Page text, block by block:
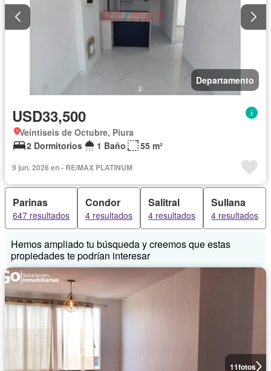
Departamento
USD33,500
Veintiseis de Octubre, Piura
2 Dormitorios
1 Baño 55 m²
9 jun. 2026 en - RE/MAX PLATINUM
Parinas
647 resultados
Condor
4 resultados
Salitral
4 resultados
Sullana
4 resultados
Hemos ampliado tu búsqueda y creemos que estas
propiedades te podrían interesar
11fotos